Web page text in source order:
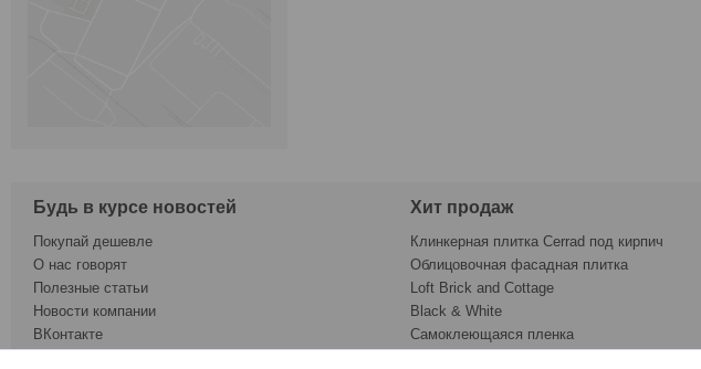
Будь в курсе новостей
Покупай дешевле
О нас говорят
Полезные статьи
Новости компании
ВКонтакте
Хит продаж
Клинкерная плитка Cerrad под кирпич
Облицовочная фасадная плитка
Loft Brick and Cottage
Black & White
Самоклеющаяся пленка